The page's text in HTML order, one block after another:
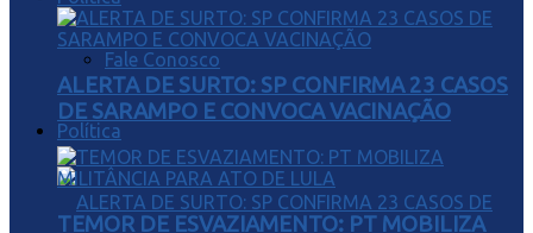
Fale Conosco
Política
ALERTA DE SURTO: SP CONFIRMA 23 CASOS
DE SARAMPO E CONVOCA VACINAÇÃO
TEMOR DE ESVAZIAMENTO: PT MOBILIZA